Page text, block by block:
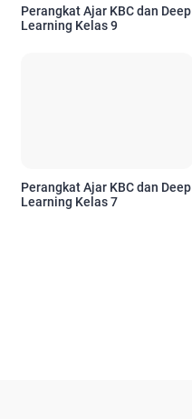
Perangkat Ajar KBC dan Deep
Learning Kelas 9
Perangkat Ajar KBC dan Deep
Learning Kelas 7